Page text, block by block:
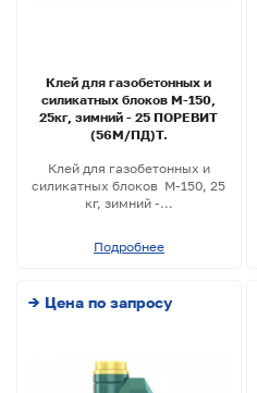
Клей для газобетонных и
силикатных блоков М-150,
25кг, зимний - 25 ПОРЕВИТ
(56М/ПД)Т.
Клей для газобетонных и
силикатных блоков М-150, 25
кг, зимний -...
Подробнее
→ Цена по запросу